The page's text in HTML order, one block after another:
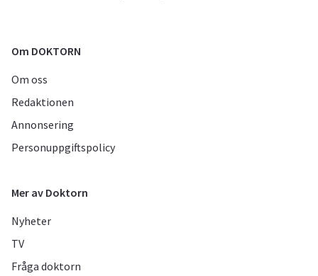
Om DOKTORN
Om oss
Redaktionen
Annonsering
Personuppgiftspolicy
Mer av Doktorn
Nyheter
TV
Fråga doktorn